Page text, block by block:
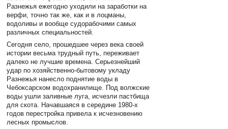
Разнежья ежегодно уходили на заработки на
верфи, точно так же, как и в лоцманы,
водоливы и вообще судорабочими самых
различных специальностей.
Сегодня село, прошедшее через века своей
истории весьма трудный путь, переживает
далеко не лучшие времена. Серьезнейший
удар по хозяйственно-бытовому укладу
Разнежья нанесло поднятие воды в
Чебоксарском водохранилище. Под волжские
воды ушли заливные луга, исчезли пастбища
для скота. Начавшаяся в середине 1980-х
годов перестройка привела к исчезновению
лесных промыслов.